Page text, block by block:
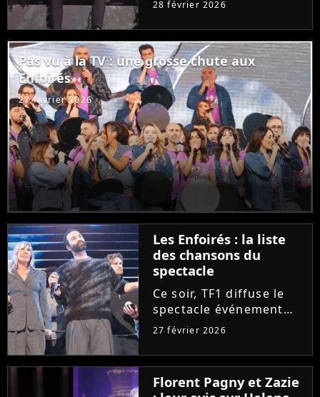
la troupe a-t-elle signé
un succès d'audience ?
Tous les chiffres sur
Purecharts !
28 février 2026
Pas vu à la TV : une grosse chute aux
Enfoirés
27 février 2026
Les Enfoirés : la liste
des chansons du
spectacle
Ce soir, TF1 diffuse le
spectacle événement
des Enfoirés. Quels
d'aujourd'hui seront au
programme du concert
? Découvrez la liste des
27 février 2026
Florent Pagny et Zazie